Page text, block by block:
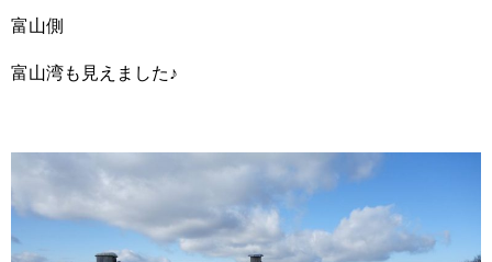
富山側
富山湾も見えました♪